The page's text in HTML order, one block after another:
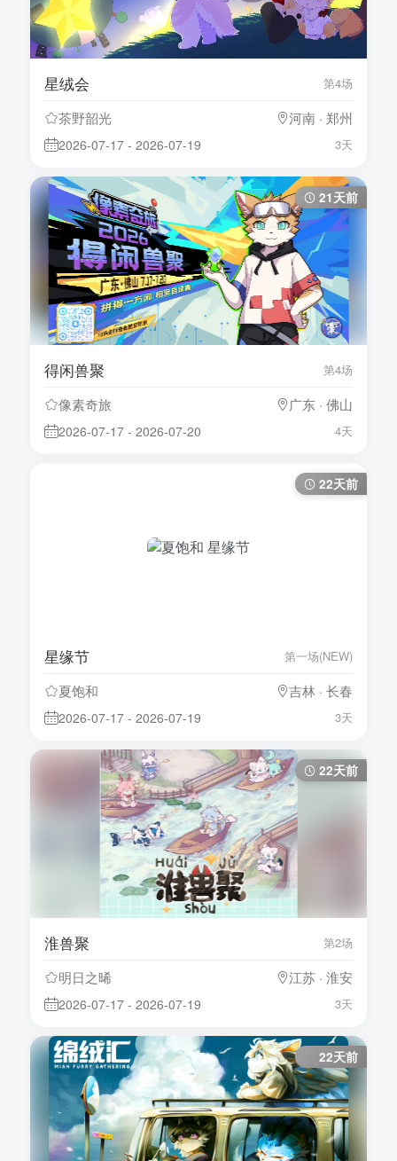
星绒会 第4场
茶野韶光 河南 · 郑州
2026-07-17 - 2026-07-19 3天
21天前
得闲兽聚 第4场
像素奇旅 广东 · 佛山
2026-07-17 - 2026-07-20 4天
22天前
星缘节 第一场(NEW)
夏饱和 吉林 · 长春
2026-07-17 - 2026-07-19 3天
22天前
淮兽聚 第2场
明日之晞 江苏 · 淮安
2026-07-17 - 2026-07-19 3天
22天前